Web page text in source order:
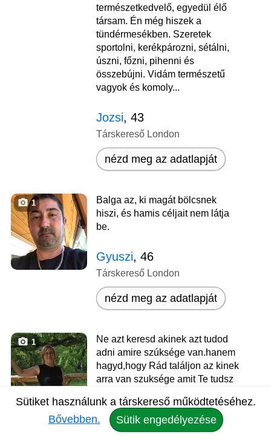
természetkedvelő, egyedül élő
társam. Én még hiszek a
tündérmesékben. Szeretek
sportolni, kerékpározni, sétálni,
úszni, főzni, pihenni és
összebújni. Vidám természetű
vagyok és komoly...
Jozsi, 43
Társkereső London
nézd meg az adatlapját
1
Balga az, ki magát bölcsnek
hiszi, és hamis céljait nem látja
be.
Gyuszi, 46
Társkereső London
nézd meg az adatlapját
1
Ne azt keresd akinek azt tudod
adni amire szúksége van.hanem
hagyd,hogy Rád találjon az kinek
arra van szuksége amit Te tudsz
Erzsi, 58
Sütiket használunk a társkereső működtetéséhez.
Bővebben.
Sütik engedélyezése